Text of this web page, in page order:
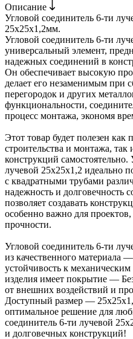
Описание
Угловой соединитель 6-ти
25х25х1,2мм.
Угловой соединитель 6-ти
универсальный элемент,
надежных соединений в
Он обеспечивает высокую
делает его незаменимым при
перегородок и других
функциональности,
процесс монтажа, экономя
Этот товар будет полезен как
строительства и монтажа, так
конструкций самостоятельно.
лучевой 25х25х1,2 идеально
с квадратными трубами
надежность и долговечность
позволяет создавать
особенно важно для
прочности.
Угловой соединитель 6-ти
из качественного материала
устойчивость к
изделия имеет покрытие —
от внешних воздействий и
Доступный размер —
оптимальное решение для
соединитель 6-ти лучевой
и долговечных конструкций!